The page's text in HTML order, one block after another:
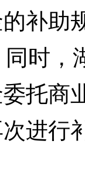
补助
时，
托商
进行